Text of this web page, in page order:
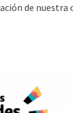
de nuestra